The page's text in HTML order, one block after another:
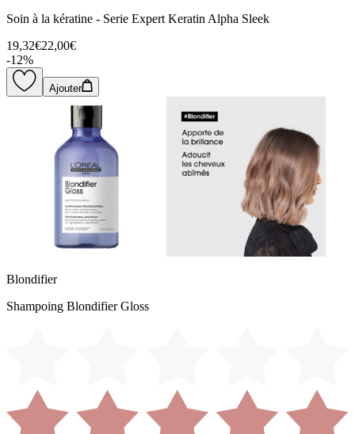
Soin à la kératine - Serie Expert Keratin Alpha Sleek
19,32€22,00€
-12%
Ajouter
Blondifier
Shampoing Blondifier Gloss